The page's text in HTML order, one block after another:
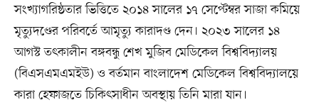
সংখ্যাগরিষ্ঠতার ভিত্তিতে ২০১৪ সালের ১৭ সেপ্টেম্বর সাজা কমিয়ে
মৃত্যুদণ্ডের পরিবর্তে আমৃত্যু কারাদণ্ড দেন। ২০২৩ সালের ১৪
আগস্ট তৎকালীন বঙ্গবন্ধু শেখ মুজিব মেডিকেল বিশ্ববিদ্যালয়
(বিএসএমএমইউ) ও বর্তমান বাংলাদেশ মেডিকেল বিশ্ববিদ্যালয়ে
কারা হেফাজতে চিকিৎসাধীন অবস্থায় তিনি মারা যান।